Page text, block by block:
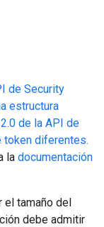
de Security
estructura
de la API de
token diferentes.
la documentación
el tamaño del
debe admitir